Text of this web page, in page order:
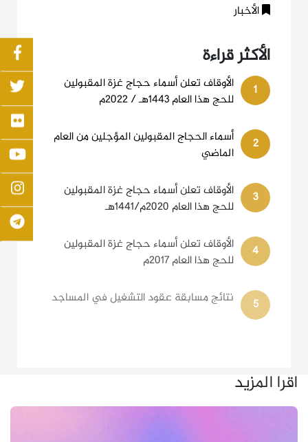
الأخبار
الأكثر قراءة
1
الأوقاف تعلن أسماء حجاج غزة المقبولين
للحج هذا العام 1443هـ / 2022م
2
أسماء الحجاج المقبولين المؤجلين من العام
الماضي
3
الأوقاف تعلن أسماء حجاج غزة المقبولين
للحج هذا العام 2020م/1441هـ
4
الأوقاف تعلن أسماء حجاج غزة المقبولين
للحج هذا العام 2017م
5 نتائج مسابقة عقود التشغيل في المساجد
اقرا المزيد